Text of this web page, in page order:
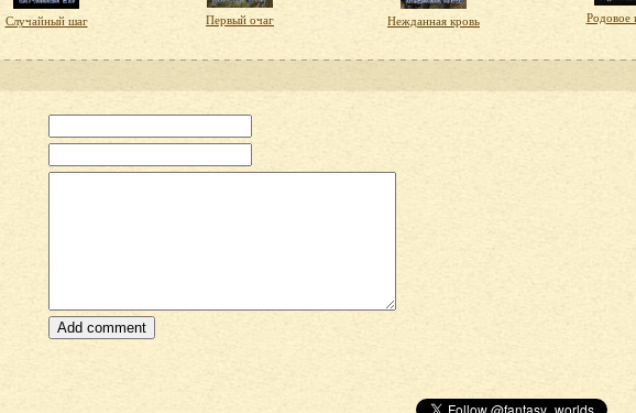
Случайный шаг Первый очаг Нежданная кровь Родовое